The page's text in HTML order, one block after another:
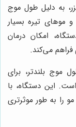
به دلیل طول موج
تیره بسیار
امکان درمان
فراهم می‌کند.
موج بلندتر، برای
این دستگاه، با
را به طور موثرتری